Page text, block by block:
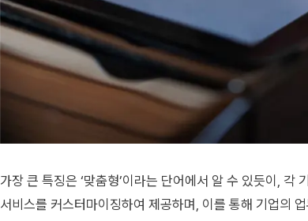
가장 큰 특징은 ‘맞춤형’이라는 단어에서 알 수 있듯이,
서비스를 커스터마이징하여 제공하며, 이를 통해 기업의